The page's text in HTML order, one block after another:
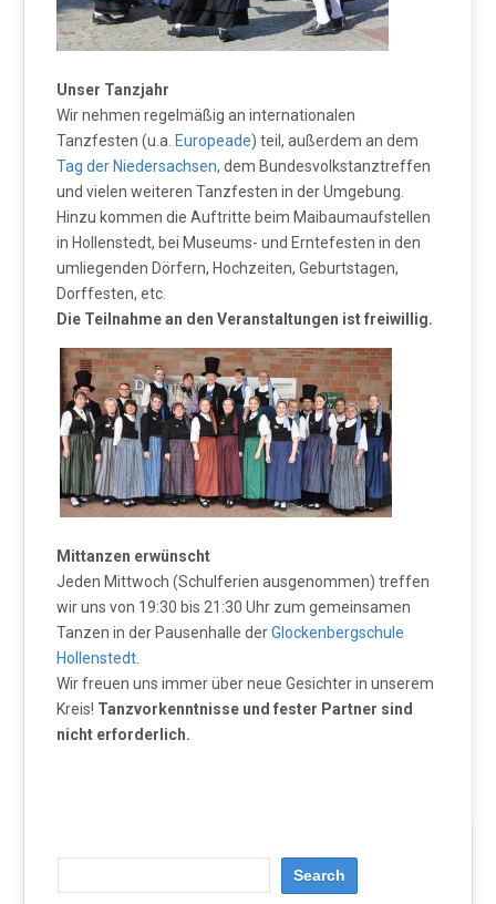
Unser Tanzjahr
Wir nehmen regelmäßig an internationalen
Tanzfesten (u.a. Europeade) teil, außerdem an dem
Tag der Niedersachsen, dem Bundesvolkstanztreffen
und vielen weiteren Tanzfesten in der Umgebung.
Hinzu kommen die Auftritte beim Maibaumaufstellen
in Hollenstedt, bei Museums- und Erntefesten in den
umliegenden Dörfern, Hochzeiten, Geburtstagen,
Dorffesten, etc.
Die Teilnahme an den Veranstaltungen ist freiwillig.
Mittanzen erwünscht
Jeden Mittwoch (Schulferien ausgenommen) treffen
wir uns von 19:30 bis 21:30 Uhr zum gemeinsamen
Tanzen in der Pausenhalle derGlockenbergschule
Hollenstedt
Wir freuen uns immer über neue Gesichter in unserem
Kreis! Tanzvorkenntnisse und fester Partner sind
nicht erforderlich.